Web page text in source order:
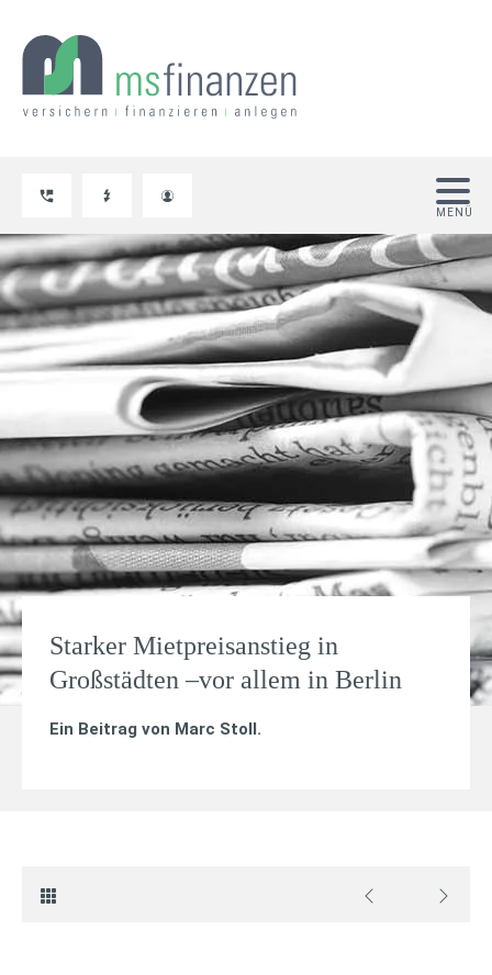
Starker Mietpreisanstieg in
Großstädten –vor allem in Berlin
Ein Beitrag von Marc Stoll.